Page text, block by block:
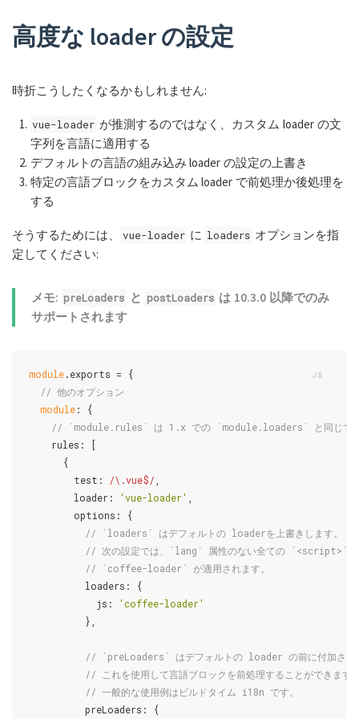
高度な loader の設定
時折こうしたくなるかもしれません:
vue-loader が推測するのではなく、カスタム loader の文
字列を言語に適用する
デフォルトの言語の組み込み loader の設定の上書き
特定の言語ブロックをカスタム loader で前処理か後処理を
する
そうするためには、 vue-loader に loaders オプションを指
定してください:
メモ: preLoaders と postLoaders は 10.3.0 以降でのみ
サポートされます
module.exports = {
// 他のオプション
module: {
// `module.rules` は 1.x での `module.loaders` と同じで
    rules: [
      {
        test:
/\.vue$/
        loader:
'vue-loader'
        options: {
// `loaders` はデフォルトの loaderを上書きします。
// 次の設定では、`lang` 属性のない全ての `<script>`
// `coffee-loader` が適用されます。
          loaders: {
            js:
'coffee-loader'
          },
// `preLoaders` はデフォルトの loader の前に付加され
// これを使用して言語ブロックを前処理することができます
// 一般的な使用例はビルドタイム i18n です。
          preLoaders: {